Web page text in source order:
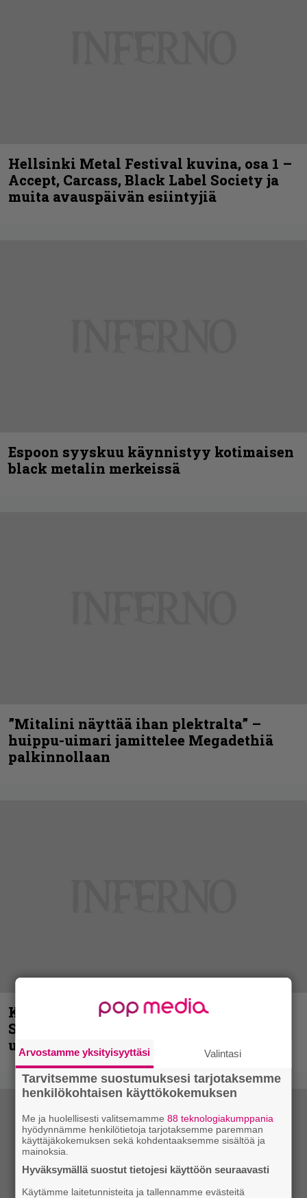
Hellsinki Metal Festival kuvina, osa 1 –
Accept, Carcass, Black Label Society ja
muita avauspäivän esiintyjiä
Espoon syyskuu käynnistyy kotimaisen
black metalin merkeissä
”Mitalini näyttää ihan plektralta” –
huippu-uimari jamittelee Megadethiä
palkinnollaan
Kunnianosoitus hyiselle Pohjolalle –
Shining hyppäsi keskelle kinoksia
uudella videollaan
Arvostamme yksityisyyttäsi Valintasi
Tarvitsemme suostumuksesi tarjotaksemme
henkilökohtaisen käyttökokemuksen
Me ja huolellisesti valitsemamme88 teknologiakumppania
hyödynnämme henkilötietoja tarjotaksemme paremman
käyttäjäkokemuksen sekä kohdentaaksemme sisältöä ja
mainoksia.
Hyväksymällä suostut tietojesi käyttöön seuraavasti
Käytämme laitetunnisteita ja tallennamme evästeitä